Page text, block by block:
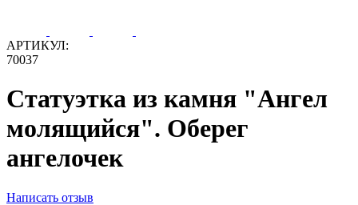
АРТИКУЛ:
70037
Статуэтка из камня "Ангел
молящийся". Оберег
ангелочек
Написать отзыв